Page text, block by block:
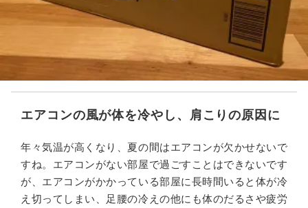
エアコンの風が体を冷やし、肩こりの原因に
年々気温が高くなり、夏の間はエアコンが欠かせないで
すね。エアコンがない部屋で過ごすことはできないです
が、エアコンがかかっている部屋に長時間いると体が冷
え切ってしまい、足腰の冷えの他にも体のだるさや疲労